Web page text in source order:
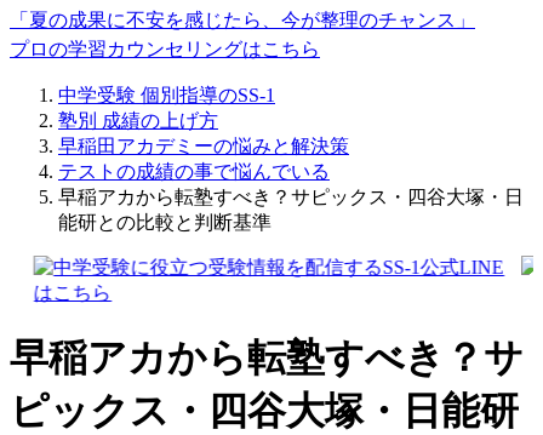
「夏の成果に不安を感じたら、今が整理のチャンス」
プロの学習カウンセリングはこちら
中学受験 個別指導のSS-1
塾別 成績の上げ方
早稲田アカデミーの悩みと解決策
テストの成績の事で悩んでいる
早稲アカから転塾すべき？サピックス・四谷大塚・日
能研との比較と判断基準
早稲アカから転塾すべき？サ
ピックス・四谷大塚・日能研